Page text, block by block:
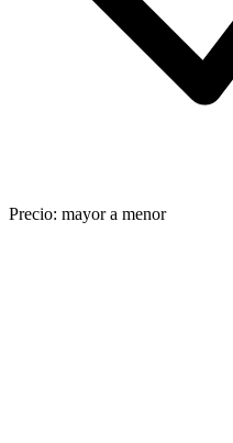
Precio: mayor a menor